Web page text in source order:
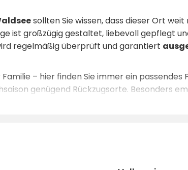
sollten Sie wissen, dass dieser Ort
ist großzügig gestaltet, liebevoll gepflegt
regelmäßig überprüft und garantiert
– hier finden Sie immer ein
genügend Rückzugsorte. Besonders
sichert sich einen der begehrten Plätze mit